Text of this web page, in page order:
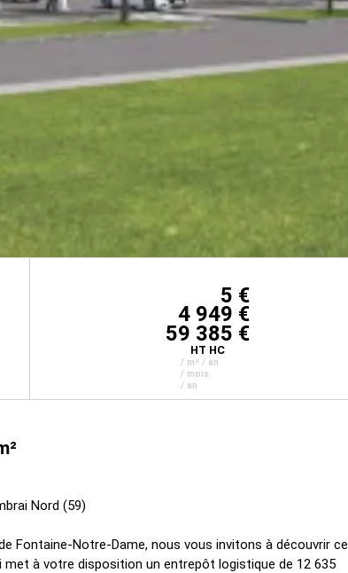
5 €
4 949 €
59 385 €
HT HC
/ m² / an
/ mois
/ an
Nord (59)
Fontaine-Notre-Dame, nous vous invitons à découvrir ce
à votre disposition un entrepôt logistique de 12 635